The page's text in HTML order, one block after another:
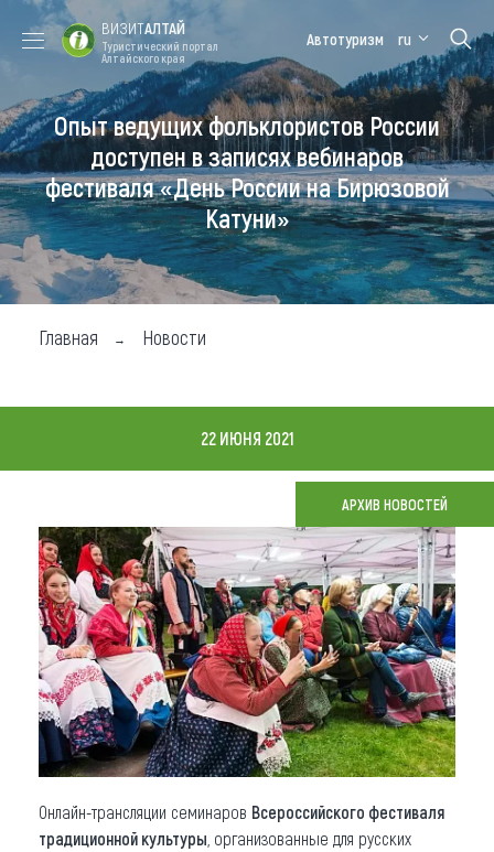
Форум VISIT
ALTAI
Цветение
маральника
Медицинский
форум
Алтайская
зимовка
Туры
Где побывать
Чем заняться
Где остановиться
Что привезти (сувениры)
О регионе
Коллекция впечатлений
Другие рубрики
ВИЗИТАЛТАЙ
Туристический портал
Алтайского края
Автотуризм ru
Опыт ведущих фольклористов России
доступен в записях вебинаров
фестиваля «День России на Бирюзовой
Катуни»
Главная Новости
22 ИЮНЯ 2021
АРХИВ НОВОСТЕЙ
Онлайн-трансляции семинаров Всероссийского фестиваля
традиционной культуры , организованные для русских